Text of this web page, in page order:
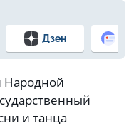
Дзен
Народной
и танца